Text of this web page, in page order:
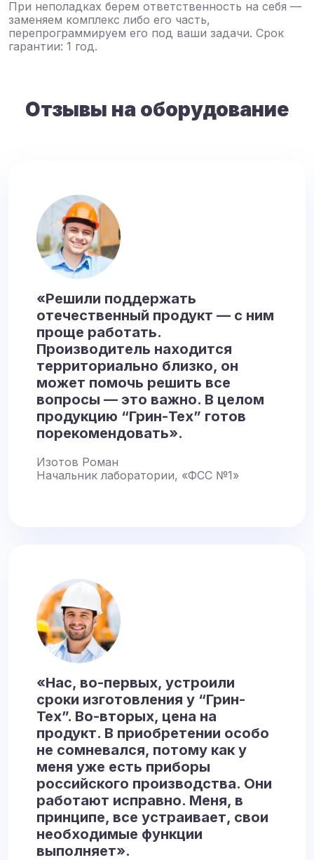
При неполадках берем ответственность на себя —
заменяем комплекс либо его часть,
перепрограммируем его под ваши задачи. Срок
гарантии: 1 год.
Отзывы на оборудование
«Решили поддержать
отечественный продукт — с ним
проще работать.
Производитель находится
территориально близко, он
может помочь решить все
вопросы — это важно. В целом
продукцию “Грин-Тех” готов
порекомендовать».
Изотов Роман
Начальник лаборатории, «ФСС №1»
«Нас, во-первых, устроили
сроки изготовления у “Грин-
Тех”. Во-вторых, цена на
продукт. В приобретении особо
не сомневался, потому как у
меня уже есть приборы
российского производства. Они
работают исправно. Меня, в
принципе, все устраивает, свои
необходимые функции
выполняет».